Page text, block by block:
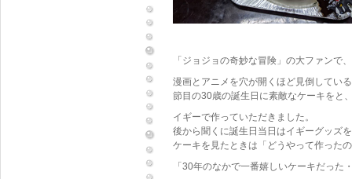
「ジョジョの奇妙な冒険」の大ファンで
漫画とアニメを穴が開くほど見倒してい
節目の30歳の誕生日に素敵なケーキをと
イギーで作っていただきました。
後から聞くに誕生日当日はイギーグッズ
ケーキを見たときは「どうやって作った
「30年のなかで一番嬉しいケーキだっ